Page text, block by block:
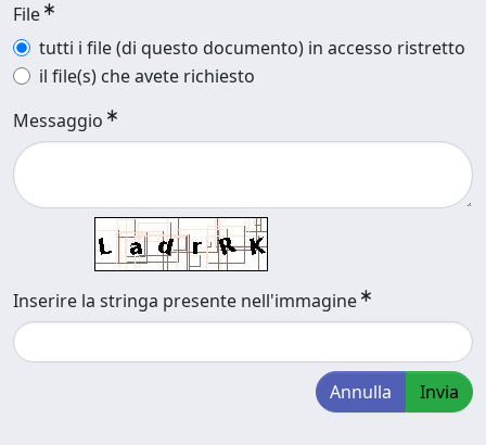
File
tutti i file (di questo documento) in accesso ristretto
il file(s) che avete richiesto
Messaggio
Inserire la stringa presente nell'immagine
Annulla Invia